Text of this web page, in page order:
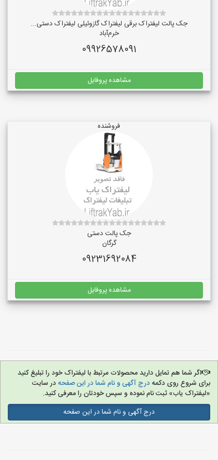
جک پالت لیفتراک برقی لیفتراک گازوئیلی لیفتراک دستی...
خرم‌آباد
09926578091
مشاهده پروفایل
فروشنده
جک پالت دستی
گرگان
09231692084
مشاهده پروفایل
اگر شما هم تمایل دارید محصولات مرتبط با لیفتراک خود را تبلیغ کنید
برای شروع روی دکمهدرج آگهی و نام شما در این صفحهدر سایت
«لیفتراک یاب» ثبت نام نموده و سپس خودتان را معرفی کنید.
درج آگهی و نام شما در این صفحه